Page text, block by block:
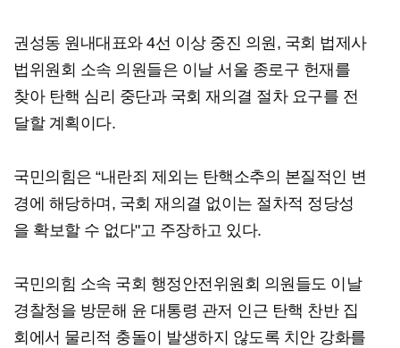
권성동 원내대표와 4선 이상 중진 의원, 국회 법제사
법위원회 소속 의원들은 이날 서울 종로구 헌재를
찾아 탄핵 심리 중단과 국회 재의결 절차 요구를 전
달할 계획이다.
국민의힘은 “내란죄 제외는 탄핵소추의 본질적인 변
경에 해당하며, 국회 재의결 없이는 절차적 정당성
을 확보할 수 없다"고 주장하고 있다.
국민의힘 소속 국회 행정안전위원회 의원들도 이날
경찰청을 방문해 윤 대통령 관저 인근 탄핵 찬반 집
회에서 물리적 충돌이 발생하지 않도록 치안 강화를